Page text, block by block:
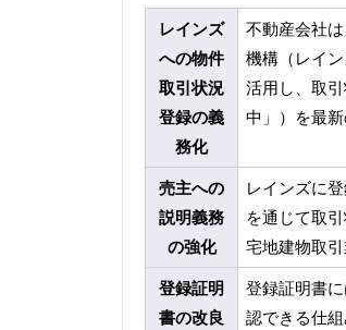
レインズ
への物件
取引状況
登録の義
務化
不動産会社
機構（レイ
活用し、取
中」）を最
売主への
説明義務
の強化
レインズに
を通じて取
宅地建物取
登録証明
書の改良
登録証明書
認できる仕組